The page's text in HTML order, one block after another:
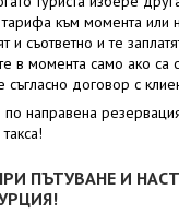
тарифа към момента или
и съответно и те
в момента само ако са
съгласно договор с
направена
ПЪТУВАНЕ И